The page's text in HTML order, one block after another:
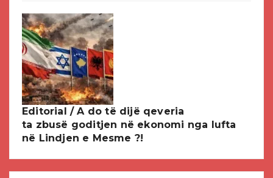
Editorial / A do të dijë qeveria
ta zbusë goditjen në ekonomi nga lufta
në Lindjen e Mesme ?!